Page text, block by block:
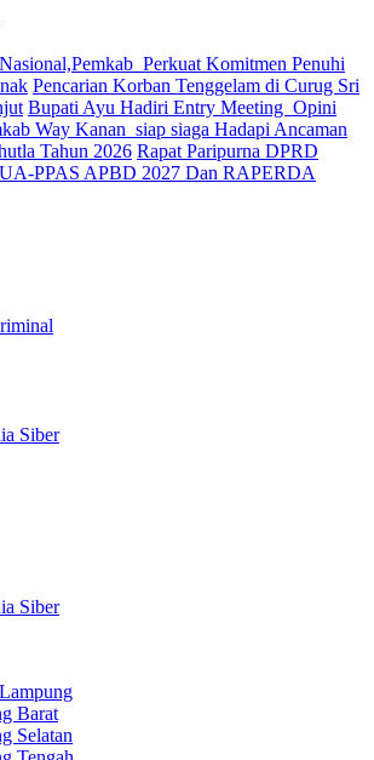
Perkuat Komitmen Penuhi
Pencarian Korban Tenggelam di Curug Sri
Bupati Ayu Hadiri Entry Meeting Opini
Way Kanan siap siaga Hadapi Ancaman
Tahun 2026 Rapat Paripurna DPRD
PPAS APBD 2027 Dan RAPERDA
Siber
Siber
Barat
Selatan